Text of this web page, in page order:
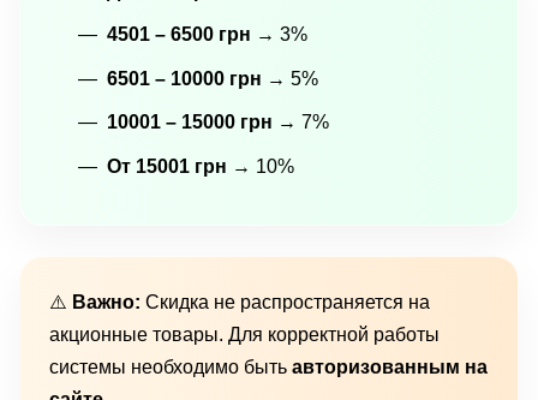
4501 – 6500 грн → 3%
6501 – 10000 грн → 5%
10001 – 15000 грн → 7%
От 15001 грн → 10%
⚠️ Важно: Скидка не распространяется на
акционные товары. Для корректной работы
системы необходимо быть авторизованным на